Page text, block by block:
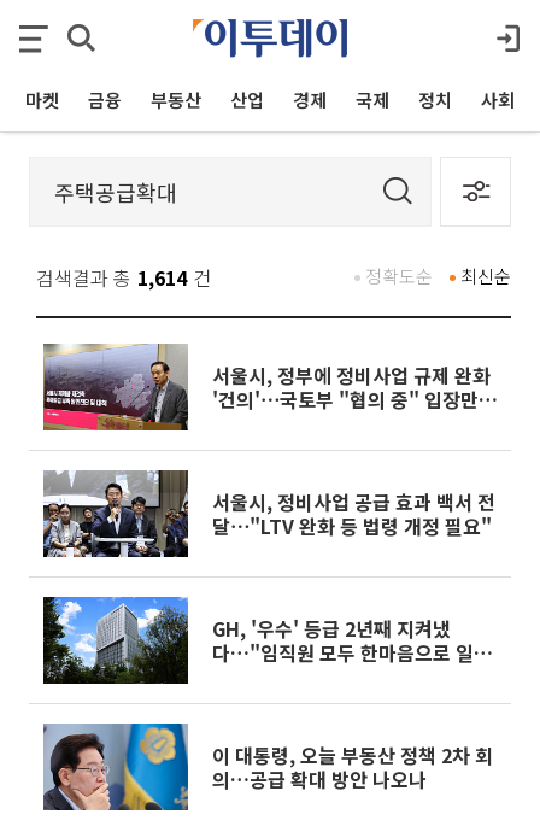
마켓 금융 부동산 산업 경제 국제 정치 사회
검색결과 총 1,614 건 최신순
정확도순
서울시, 정부에 정비사업 규제 완화
'건의'⋯국토부 "협의 중" 입장만
서울시, 정비사업 공급 효과 백서 전
달⋯"LTV 완화 등 법령 개정 필요"
GH, '우수' 등급 2년째 지켜냈
다…"임직원 모두 한마음으로 일군
이 대통령, 오늘 부동산 정책 2차 회
의…공급 확대 방안 나오나